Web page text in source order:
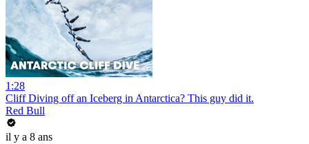
1:28
Cliff Diving off an Iceberg in Antarctica? This guy did it.
Red Bull
il y a 8 ans